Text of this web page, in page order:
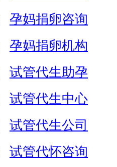
孕妈捐卵咨询
孕妈捐卵机构
试管代生助孕
试管代生中心
试管代生公司
试管代怀咨询